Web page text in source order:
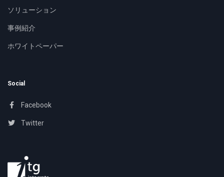
ソリューション
事例紹介
ホワイトペーパー
Social
Facebook
Twitter